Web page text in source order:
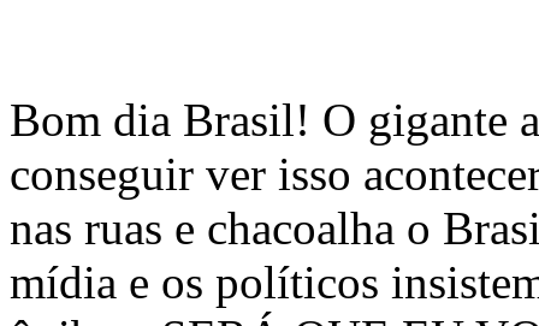
Bom dia Brasil! O gigante
conseguir ver isso
nas ruas e chacoalha o
mídia e os políticos